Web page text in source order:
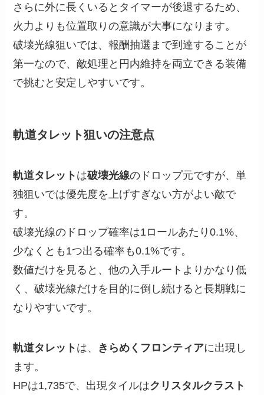
さらに外に長くいるとタイマーが後退するため、
火力よりも位置取りの意識が大事になります。
破壊光線狙いでは、報酬抽選まで到達することが
第一なので、敵処理と円内維持を両立できる装備
で挑むと安定しやすいです。
軌道タレット狙いの注意点
軌道タレット は破壊光線のドロップ元ですが、単
独狙いでは優先度を上げすぎない方がよい敵で
す。
破壊光線のドロップ確率は1ロールあたり0.1%、
少なくとも1つ出る確率も0.1%です。
数値だけを見ると、他の入手ルートよりかなり低
く、破壊光線だけを目的に倒し続けると長期戦に
なりやすいです。
軌道タレット は、 きらめくフロンティアに出現し
ます。
HPは1,735で、出現タイルはクリスタルクラスト